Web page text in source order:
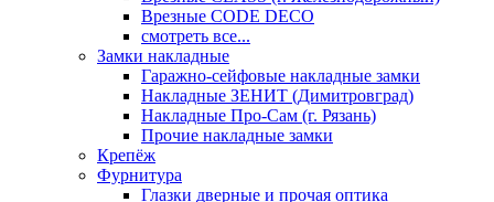
Врезные CODE DECO
смотреть все...
Замки накладные
Гаражно-сейфовые накладные замки
Накладные ЗЕНИТ (Димитровград)
Накладные Про-Сам (г. Рязань)
Прочие накладные замки
Крепёж
Фурнитура
Глазки дверные и прочая оптика